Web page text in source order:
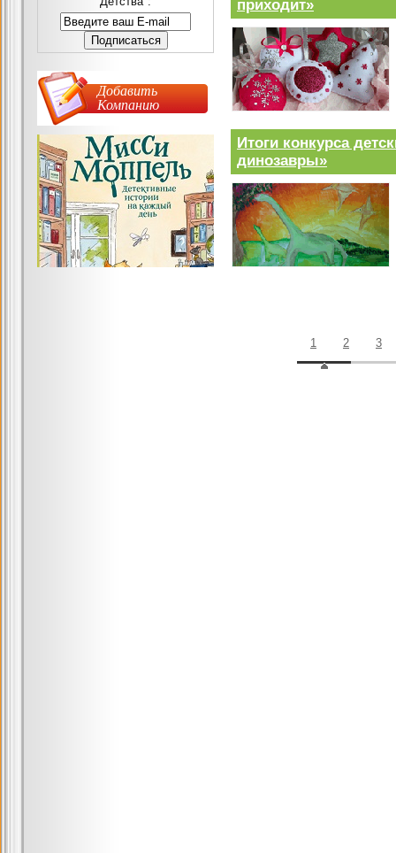
приходит»
Итоги конкурса
динозавры»
1 2 3
Добавить
Компанию